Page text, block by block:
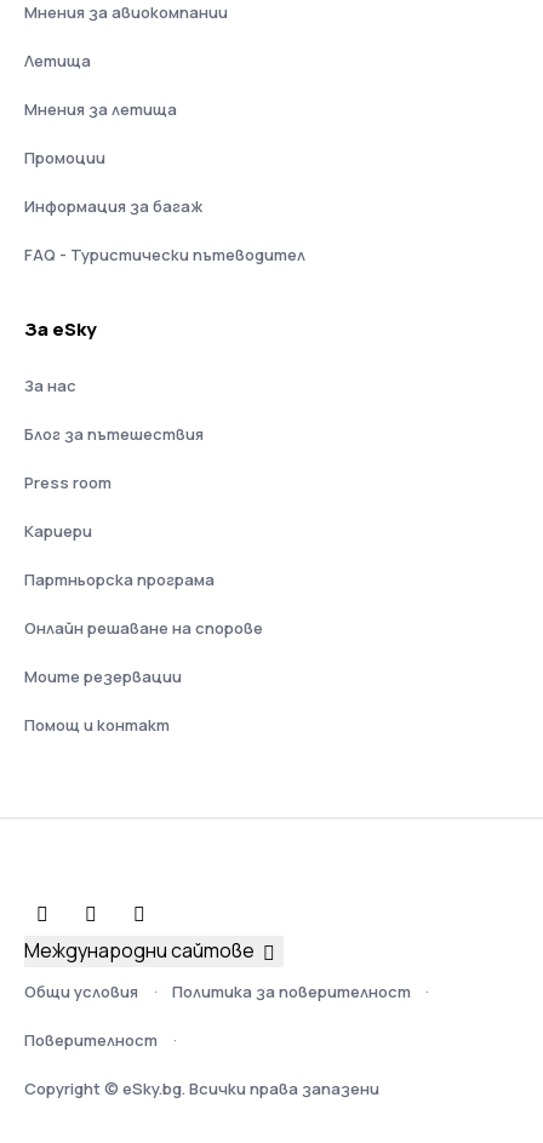
Мнения за авиокомпании
Летища
Мнения за летища
Промоции
Информация за багаж
FAQ - Туристически пътеводител
За eSky
За нас
Блог за пътешествия
Press room
Кариери
Партньорска програма
Онлайн решаване на спорове
Моите резервации
Помощ и контакт
Общи условия Политика за поверителност
Поверителност
Copyright © eSky.bg. Всички права запазени
Международни сайтове